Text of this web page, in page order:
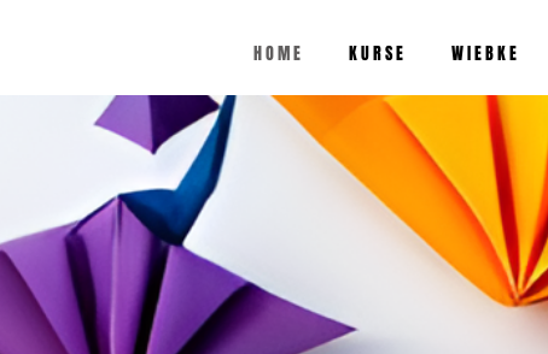
H O M E K U R S E W I E B K E